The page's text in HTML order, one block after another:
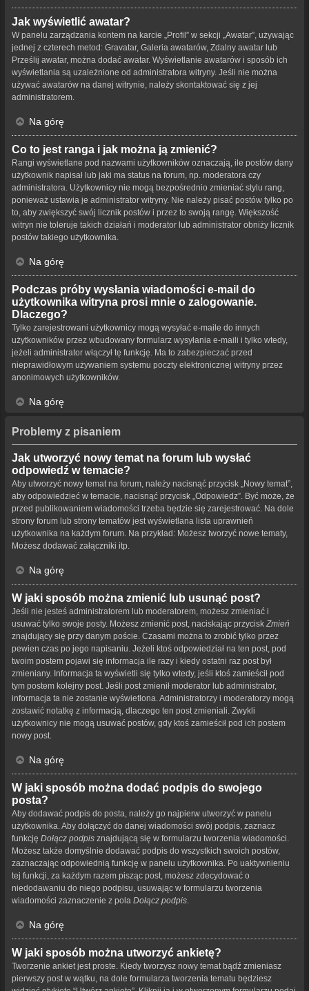
Jak wyświetlić awatar?
W panelu zarządzania kontem na karcie „Profil” w sekcji „Awatar”, używając
jednej z czterech metod: Gravatar, Galeria awatarów, Zdalny awatar lub
Prześlij awatar, można dodać awatar. Wyświetlanie awatarów i sposób ich
wyświetlania są uzależnione od administratora witryny. Jeśli nie można
używać awatarów na danej witrynie, należy skontaktować się z jej
administratorem.
Na górę
Co to jest ranga i jak można ją zmienić?
Rangi wyświetlane pod nazwami użytkowników oznaczają, ile postów dany
użytkownik napisał lub jaki ma status na forum, np. moderatora czy
administratora. Użytkownicy nie mogą bezpośrednio zmieniać stylu rang,
ponieważ ustawia je administrator witryny. Nie należy pisać postów tylko po
to, aby zwiększyć swój licznik postów i przez to swoją rangę. Większość
witryn nie toleruje takich działań i moderator lub administrator obniży licznik
postów takiego użytkownika.
Na górę
Podczas próby wysłania wiadomości e-mail do
użytkownika witryna prosi mnie o zalogowanie.
Dlaczego?
Tylko zarejestrowani użytkownicy mogą wysyłać e-maile do innych
użytkowników przez wbudowany formularz wysyłania e-maili i tylko wtedy,
jeżeli administrator włączył tę funkcję. Ma to zabezpieczać przed
nieprawidłowym używaniem systemu poczty elektronicznej witryny przez
anonimowych użytkowników.
Na górę
Problemy z pisaniem
Jak utworzyć nowy temat na forum lub wysłać
odpowiedź w temacie?
Aby utworzyć nowy temat na forum, należy nacisnąć przycisk „Nowy temat”,
aby odpowiedzieć w temacie, nacisnąć przycisk „Odpowiedz”. Być może, że
przed publikowaniem wiadomości trzeba będzie się zarejestrować. Na dole
strony forum lub strony tematów jest wyświetlana lista uprawnień
użytkownika na każdym forum. Na przykład: Możesz tworzyć nowe tematy,
Możesz dodawać załączniki itp.
Na górę
W jaki sposób można zmienić lub usunąć post?
Jeśli nie jesteś administratorem lub moderatorem, możesz zmieniać i
usuwać tylko swoje posty. Możesz zmienić post, naciskając przycisk Zmień
znajdujący się przy danym poście. Czasami można to zrobić tylko przez
pewien czas po jego napisaniu. Jeżeli ktoś odpowiedział na ten post, pod
twoim postem pojawi się informacja ile razy i kiedy ostatni raz post był
zmieniany. Informacja ta wyświetli się tylko wtedy, jeśli ktoś zamieścił pod
tym postem kolejny post. Jeśli post zmienił moderator lub administrator,
informacja ta nie zostanie wyświetlona. Administratorzy i moderatorzy mogą
zostawić notatkę z informacją, dlaczego ten post zmieniali. Zwykli
użytkownicy nie mogą usuwać postów, gdy ktoś zamieścił pod ich postem
nowy post.
Na górę
W jaki sposób można dodać podpis do swojego
posta?
Aby dodawać podpis do posta, należy go najpierw utworzyć w panelu
użytkownika. Aby dołączyć do danej wiadomości swój podpis, zaznacz
funkcję Dołącz podpis znajdującą się w formularzu tworzenia wiadomości.
Możesz także domyślnie dodawać podpis do wszystkich swoich postów,
zaznaczając odpowiednią funkcję w panelu użytkownika. Po uaktywnieniu
tej funkcji, za każdym razem pisząc post, możesz zdecydować o
niedodawaniu do niego podpisu, usuwając w formularzu tworzenia
wiadomości zaznaczenie z pola Dołącz podpis
Na górę
W jaki sposób można utworzyć ankietę?
Tworzenie ankiet jest proste. Kiedy tworzysz nowy temat bądź zmieniasz
pierwszy post w wątku, na dole formularza tworzenia tematu będziesz